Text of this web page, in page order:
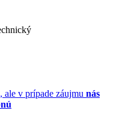
ale v prípade záujmu nás